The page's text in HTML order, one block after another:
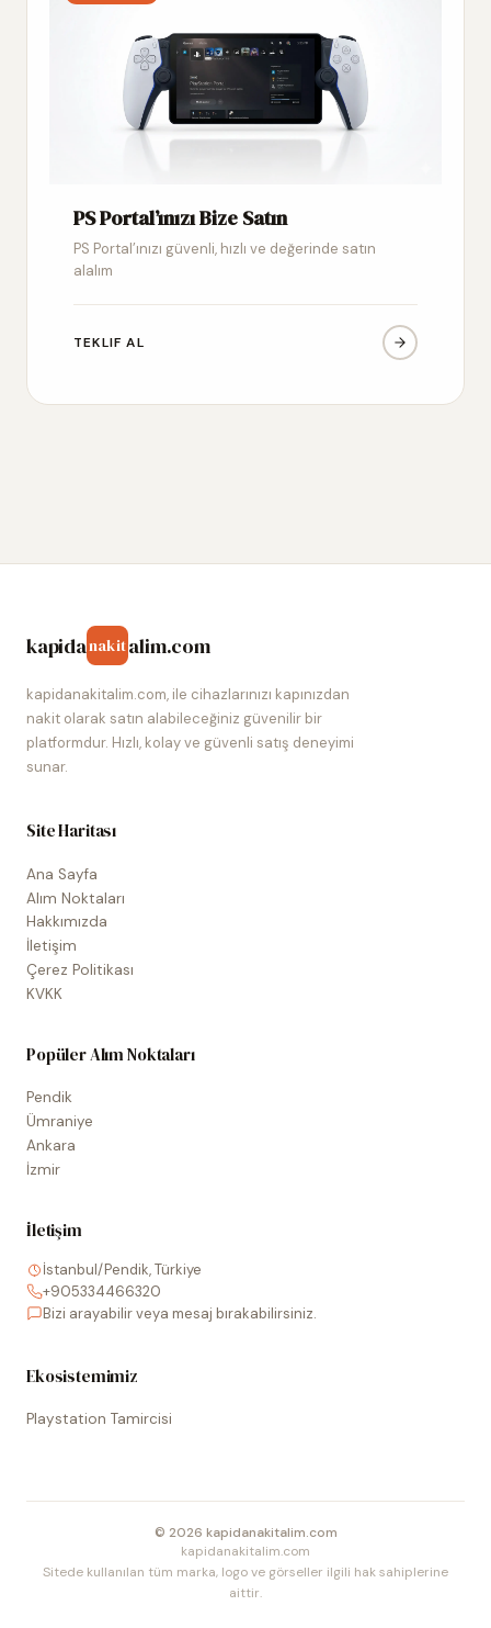
PS Portal’ınızı Bize Satın
PS Portal’ınızı güvenli, hızlı ve değerinde satın
alalım
TEKLIF AL
kapidanakitalim.com
kapidanakitalim.com, ile cihazlarınızı kapınızdan
nakit olarak satın alabileceğiniz güvenilir bir
platformdur. Hızlı, kolay ve güvenli satış deneyimi
sunar.
Site Haritası
Ana Sayfa
Alım Noktaları
Hakkımızda
İletişim
Çerez Politikası
KVKK
Popüler Alım Noktaları
Pendik
Ümraniye
Ankara
İzmir
İletişim
İstanbul/Pendik, Türkiye
+905334466320
Bizi arayabilir veya mesaj bırakabilirsiniz.
Ekosistemimiz
Playstation Tamircisi
© 2026 kapidanakitalim.com
kapidanakitalim.com
Sitede kullanılan tüm marka, logo ve görseller ilgili hak sahiplerine
aittir.